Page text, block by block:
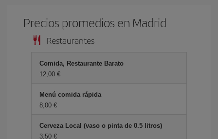
Precios promedios en Madrid
Restaurantes
Comida, Restaurante Barato
12,00 €
Menú comida rápida
8,00 €
Cerveza Local (vaso o pinta de 0.5 litros)
3,50 €